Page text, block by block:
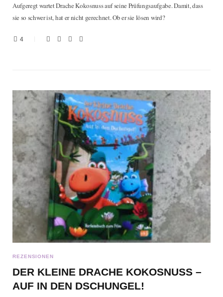
Aufgeregt wartet Drache Kokosnuss auf seine Prüfungsaufgabe. Damit, dass
sie so schwer ist, hat er nicht gerechnet. Ob er sie lösen wird?
4
REZENSIONEN
DER KLEINE DRACHE KOKOSNUSS –
AUF IN DEN DSCHUNGEL!